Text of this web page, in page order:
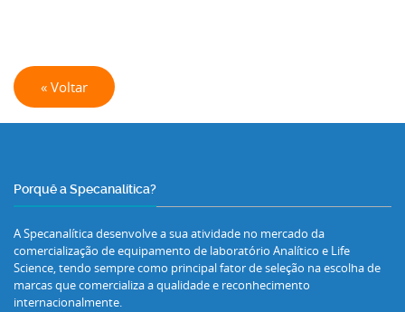
« Voltar
Porquê a Specanalítica?
A Specanalítica desenvolve a sua atividade no mercado da
comercialização de equipamento de laboratório Analítico e Life
Science, tendo sempre como principal fator de seleção na escolha de
marcas que comercializa a qualidade e reconhecimento
internacionalmente.